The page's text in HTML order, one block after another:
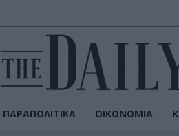
ΠΑΡΑΠΟΛΙΤΙΚΆ ΟΙΚΟΝΟΜΊΑ